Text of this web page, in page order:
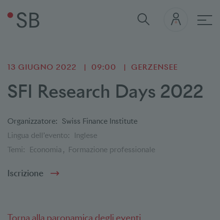
13 GIUGNO 2022 09:00 GERZENSEE
SFI Research Days 2022
Organizzatore: Swiss Finance Institute
Lingua dell’evento:
Inglese
Temi:
Economia Formazione professionale
Iscrizione